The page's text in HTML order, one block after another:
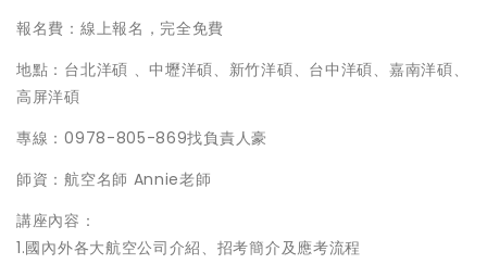
報名費：線上報名，完全免費
地點：台北洋碩 、中壢洋碩、新竹洋碩、台中洋碩、嘉南洋碩、
高屏洋碩
專線：0978-805-869找負責人豪
師資：航空名師 Annie老師
講座內容：
1.國內外各大航空公司介紹、招考簡介及應考流程